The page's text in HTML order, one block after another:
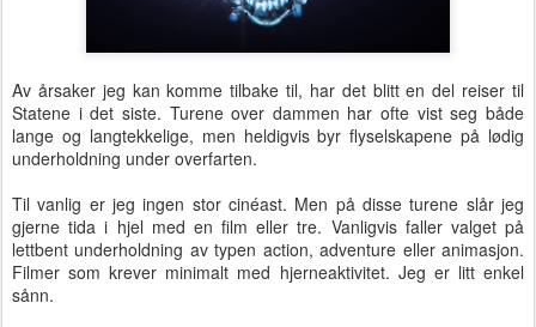
Av årsaker jeg kan komme tilbake til, har det blitt en del reiser til
Statene i det siste. Turene over dammen har ofte vist seg både
lange og langtekkelige, men heldigvis byr flyselskapene på lødig
underholdning under overfarten.
Til vanlig er jeg ingen stor cinéast. Men på disse turene slår jeg
gjerne tida i hjel med en film eller tre. Vanligvis faller valget på
lettbent underholdning av typen action, adventure eller animasjon.
Filmer som krever minimalt med hjerneaktivitet. Jeg er litt enkel
sånn.